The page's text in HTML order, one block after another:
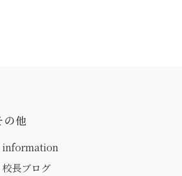
の他
information
校長ブログ